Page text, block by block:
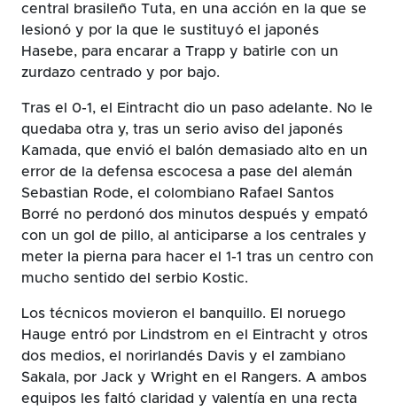
central brasileño Tuta, en una acción en la que se
lesionó y por la que le sustituyó el japonés
Hasebe, para encarar a Trapp y batirle con un
zurdazo centrado y por bajo.
Tras el 0-1, el Eintracht dio un paso adelante. No le
quedaba otra y, tras un serio aviso del japonés
Kamada, que envió el balón demasiado alto en un
error de la defensa escocesa a pase del alemán
Sebastian Rode, el colombiano Rafael Santos
Borré no perdonó dos minutos después y empató
con un gol de pillo, al anticiparse a los centrales y
meter la pierna para hacer el 1-1 tras un centro con
mucho sentido del serbio Kostic.
Los técnicos movieron el banquillo. El noruego
Hauge entró por Lindstrom en el Eintracht y otros
dos medios, el norirlandés Davis y el zambiano
Sakala, por Jack y Wright en el Rangers. A ambos
equipos les faltó claridad y valentía en una recta